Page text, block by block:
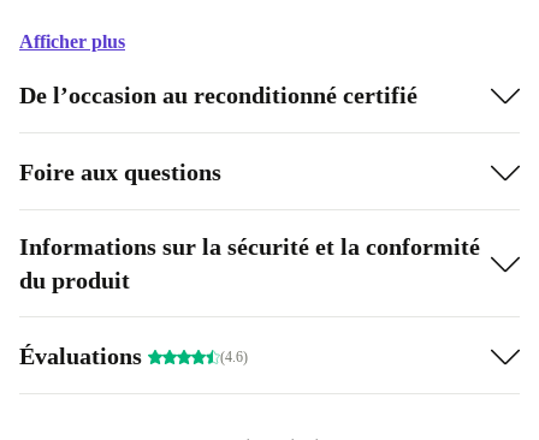
Afficher plus
De l’occasion au reconditionné certifié
Foire aux questions
Informations sur la sécurité et la conformité
du produit
Évaluations (4.6)